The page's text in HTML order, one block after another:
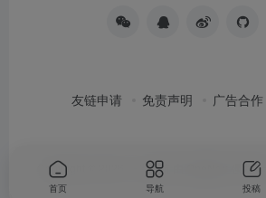
友链申请 免责声明 广告合作
Copyright © 2026 一为导航 强力驱
首页 导航 投稿